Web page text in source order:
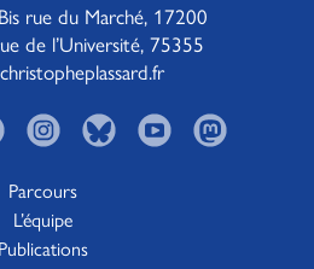
rue du Marché, 17200
de l’Université, 75355
Parcours
L’équipe
Publications